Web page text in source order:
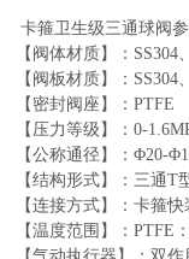
卡箍卫生级三通球阀
【阀体材质】：SS304
【阀板材质】：SS304
【密封阀座】：PTFE
【压力等级】：0-
【公称通径】：Φ20-
【结构形式】：三通T
【连接方式】：卡箍快
【温度范围】：PTFE